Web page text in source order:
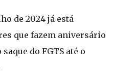
de 2024 já está
que fazem aniversário
do FGTS até o